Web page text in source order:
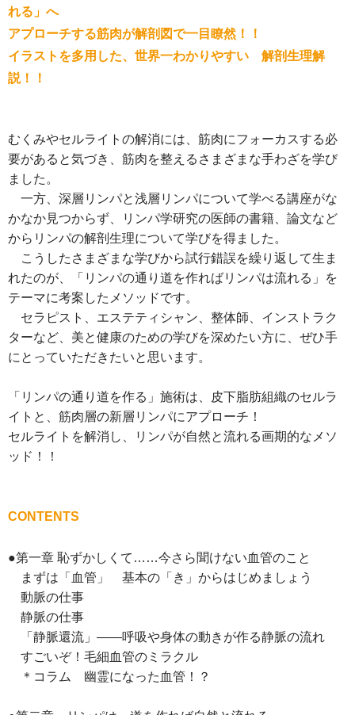
れる」へ
アプローチする筋肉が解剖図で一目瞭然！！
イラストを多用した、世界一わかりやすい 解剖生理解
説！！
むくみやセルライトの解消には、筋肉にフォーカスする必
要があると気づき、筋肉を整えるさまざまな手わざを学び
ました。
一方、深層リンパと浅層リンパについて学べる講座がな
かなか見つからず、リンパ学研究の医師の書籍、論文など
からリンパの解剖生理について学びを得ました。
こうしたさまざまな学びから試行錯誤を繰り返して生ま
れたのが、「リンパの通り道を作ればリンパは流れる」を
テーマに考案したメソッドです。
セラピスト、エステティシャン、整体師、インストラク
ターなど、美と健康のための学びを深めたい方に、ぜひ手
にとっていただきたいと思います。
「リンパの通り道を作る」施術は、皮下脂肪組織のセルラ
イトと、筋肉層の新層リンパにアプローチ！
セルライトを解消し、リンパが自然と流れる画期的なメソ
ッド！！
CONTENTS
●第一章 恥ずかしくて……今さら聞けない血管のこと
まずは「血管」 基本の「き」からはじめましょう
動脈の仕事
静脈の仕事
「静脈還流」——呼吸や身体の動きが作る静脈の流れ
すごいぞ！毛細血管のミラクル
＊コラム 幽霊になった血管！？